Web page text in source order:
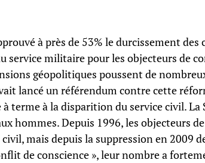
à près de 53% le durcissement des
service militaire pour les objecteurs de
géopolitiques poussent de
lancé un référendum contre cette
terme à la disparition du service civil. La
hommes. Depuis 1996, les objecteurs de
mais depuis la suppression en 2009
de conscience », leur nombre a